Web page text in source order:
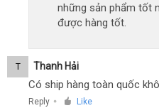
những sản phẩm tốt
được hàng tốt.
T Thanh Hải
Có ship hàng toàn quốc
Reply ● Like